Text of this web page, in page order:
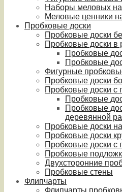
Наборы меловых
Меловые ценники
Пробковые доски
Пробковые доски
Пробковые доски в
Пробковые
Пробковые
Фигурные
Пробковые доски
Пробковые доски с
Пробковые
Пробковые
деревянной
Пробковые доски
Пробковые доски
Пробковые доски с
Пробковые
Двухсторонние
Пробковые стены
Флипчарты
Флипчарты